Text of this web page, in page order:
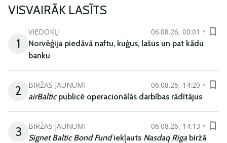
VISVAIRĀK LASĪTS
1
VIEDOKĻI
06.08.26, 00:01
Norvēģija piedāvā naftu, kuģus, lašus un pat kādu
banku
2 BIRŽAS JAUNUMI
06.08.26, 14:20
airBalticpublicē operacionālās darbības rādītājus
3 BIRŽAS JAUNUMI
06.08.26, 14:13
Signet Baltic Bond Fundiekļauts Nasdaq Riga biržā